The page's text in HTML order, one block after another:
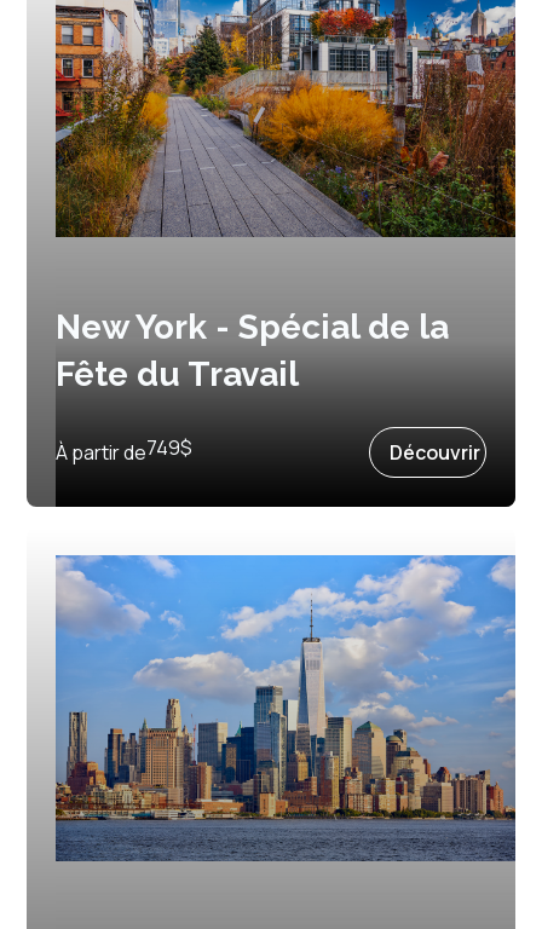
New York - Spécial de la
Fête du Travail
3 septembre 2027
À partir de749$ Découvrir